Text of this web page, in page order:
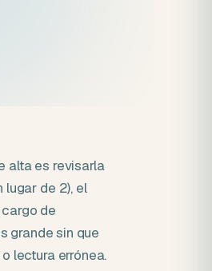
alta es revisarla
de 2), el
de
grande sin que
lectura errónea.